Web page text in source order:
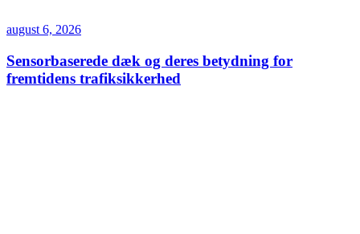
august 6, 2026
Sensorbaserede dæk og deres betydning for
fremtidens trafiksikkerhed